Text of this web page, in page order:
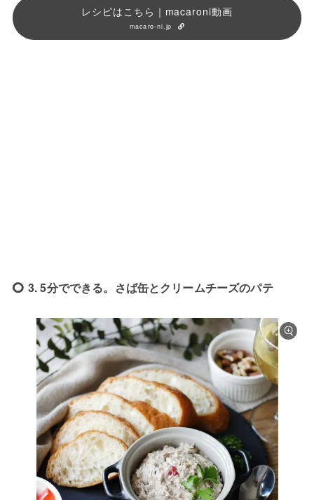
レシピはこちら｜macaroni動画
macaro-ni.jp
3. 5分でできる。さば缶とクリームチーズのパテ